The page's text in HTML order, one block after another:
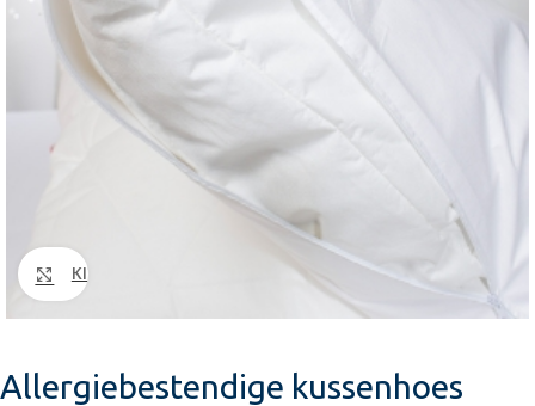
Klik om te vergroten
Allergiebestendige kussenhoes